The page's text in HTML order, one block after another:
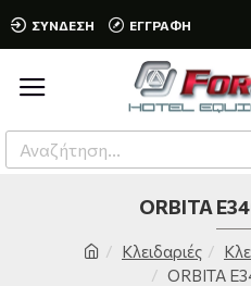
ΣΎΝΔΕΣΗ ΕΓΓΡΑΦΉ
Κλειδαριές
ORBITA
ORBITA